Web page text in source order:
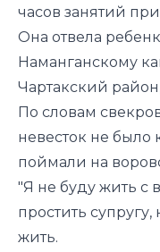
часов занятий
Она отвела
Наманганскому
Чартакский
По словам
невесток не было
поймали на
"Я не буду жить с
простить
жить.